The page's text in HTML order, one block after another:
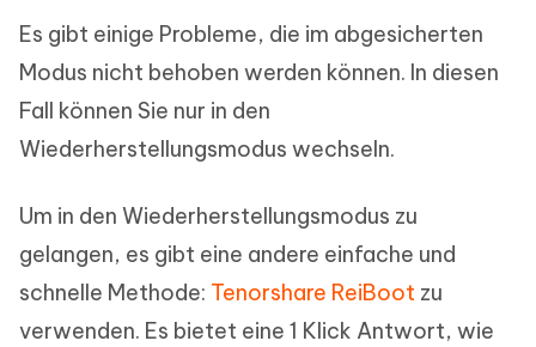
Es gibt einige Probleme, die im abgesicherten
Modus nicht behoben werden können. In diesen
Fall können Sie nur in den
Wiederherstellungsmodus wechseln.
Um in den Wiederherstellungsmodus zu
gelangen, es gibt eine andere einfache und
schnelle Methode: Tenorshare ReiBoot zu
verwenden. Es bietet eine 1 Klick Antwort, wie